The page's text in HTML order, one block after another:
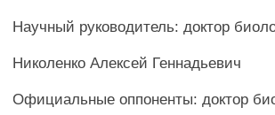
Научный руководитель: доктор
Николенко Алексей Геннадьевич
Официальные оппоненты: доктор